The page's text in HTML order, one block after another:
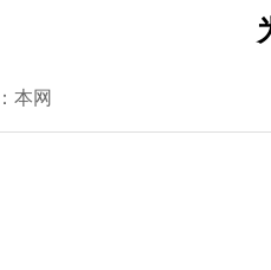
本网